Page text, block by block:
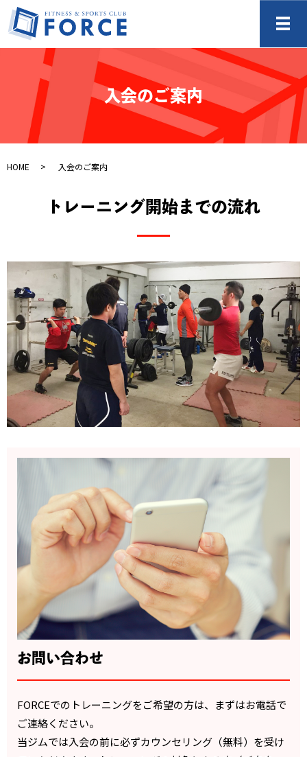
入会のご案内
HOME 入会のご案内
トレーニング開始までの流れ
お問い合わせ
FORCEでのトレーニングをご希望の方は、まずはお電話で
ご連絡ください。
当ジムでは入会の前に必ずカウンセリング（無料）を受け